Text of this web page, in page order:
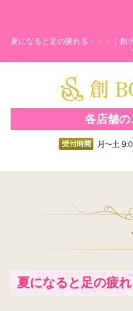
夏になると足の疲れる・・・｜創
各店舗の
夏になると足の疲れ